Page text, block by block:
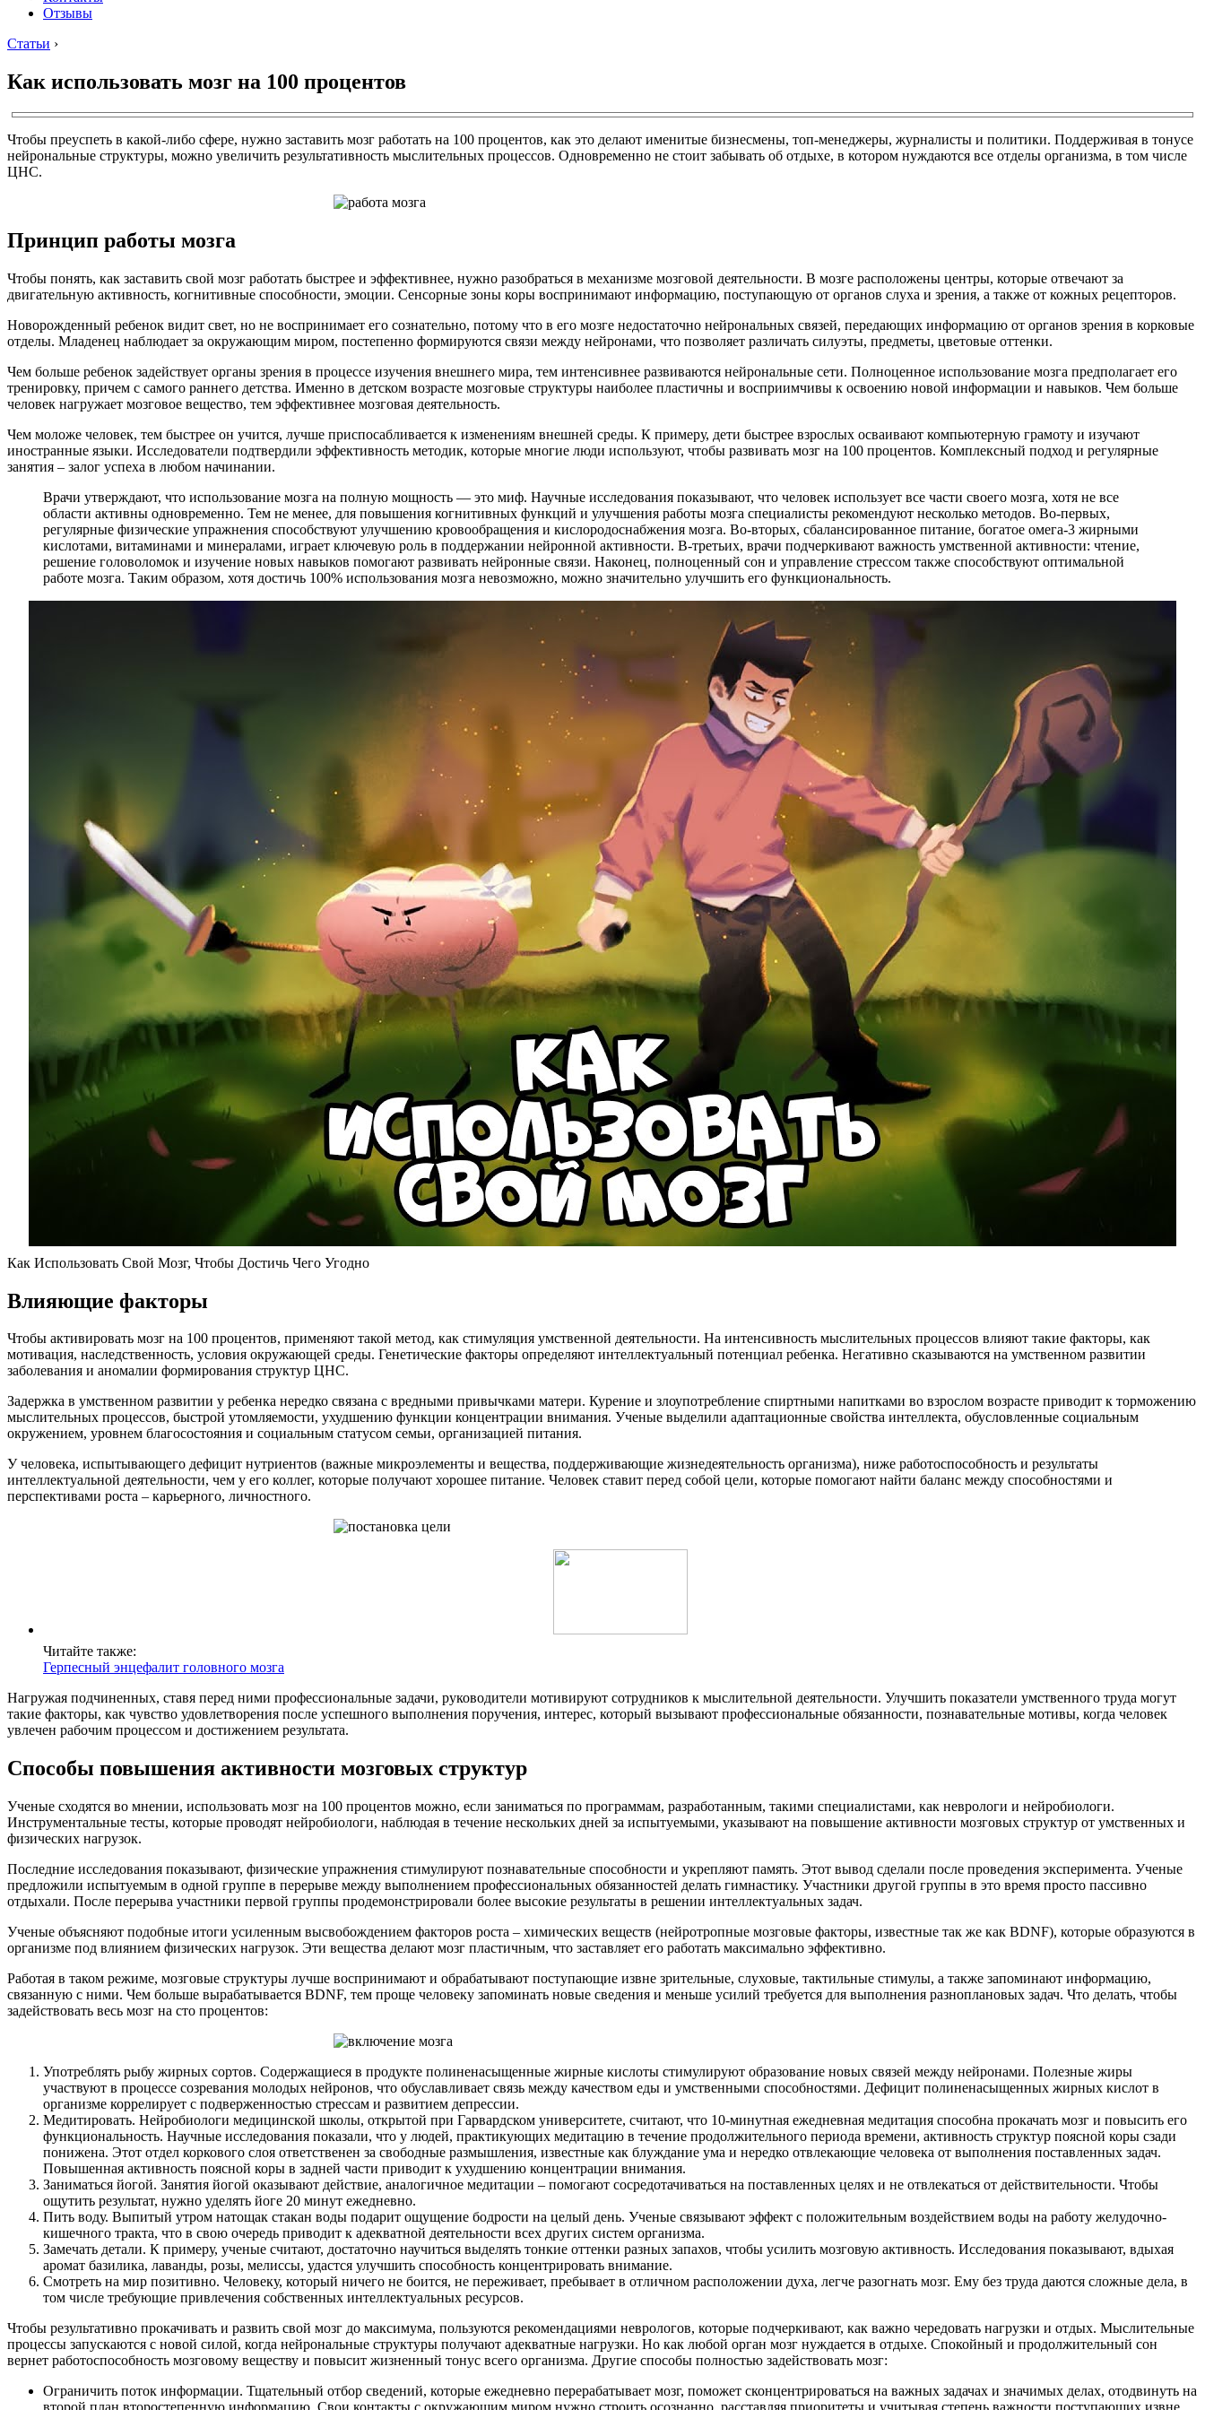
Отзывы
Статьи ›
Как использовать мозг на 100 процентов
Чтобы преуспеть в какой-либо сфере, нужно заставить мозг работать на 100 процентов, как это делают именитые бизнесмены, топ-менеджеры, журналисты и политики. Поддерживая в тонусе
нейрональные структуры, можно увеличить результативность мыслительных процессов. Одновременно не стоит забывать об отдыхе, в котором нуждаются все отделы организма, в том числе
ЦНС.
Принцип работы мозга
Чтобы понять, как заставить свой мозг работать быстрее и эффективнее, нужно разобраться в механизме мозговой деятельности. В мозге расположены центры, которые отвечают за
двигательную активность, когнитивные способности, эмоции. Сенсорные зоны коры воспринимают информацию, поступающую от органов слуха и зрения, а также от кожных рецепторов.
Новорожденный ребенок видит свет, но не воспринимает его сознательно, потому что в его мозге недостаточно нейрональных связей, передающих информацию от органов зрения в корковые
отделы. Младенец наблюдает за окружающим миром, постепенно формируются связи между нейронами, что позволяет различать силуэты, предметы, цветовые оттенки.
Чем больше ребенок задействует органы зрения в процессе изучения внешнего мира, тем интенсивнее развиваются нейрональные сети. Полноценное использование мозга предполагает его
тренировку, причем с самого раннего детства. Именно в детском возрасте мозговые структуры наиболее пластичны и восприимчивы к освоению новой информации и навыков. Чем больше
человек нагружает мозговое вещество, тем эффективнее мозговая деятельность.
Чем моложе человек, тем быстрее он учится, лучше приспосабливается к изменениям внешней среды. К примеру, дети быстрее взрослых осваивают компьютерную грамоту и изучают
иностранные языки. Исследователи подтвердили эффективность методик, которые многие люди используют, чтобы развивать мозг на 100 процентов. Комплексный подход и регулярные
занятия – залог успеха в любом начинании.
Врачи утверждают, что использование мозга на полную мощность — это миф. Научные исследования показывают, что человек использует все части своего мозга, хотя не все
области активны одновременно. Тем не менее, для повышения когнитивных функций и улучшения работы мозга специалисты рекомендуют несколько методов. Во-первых,
регулярные физические упражнения способствуют улучшению кровообращения и кислородоснабжения мозга. Во-вторых, сбалансированное питание, богатое омега-3 жирными
кислотами, витаминами и минералами, играет ключевую роль в поддержании нейронной активности. В-третьих, врачи подчеркивают важность умственной активности: чтение,
решение головоломок и изучение новых навыков помогают развивать нейронные связи. Наконец, полноценный сон и управление стрессом также способствуют оптимальной
работе мозга. Таким образом, хотя достичь 100% использования мозга невозможно, можно значительно улучшить его функциональность.
Как Использовать Свой Мозг, Чтобы Достичь Чего Угодно
Влияющие факторы
Чтобы активировать мозг на 100 процентов, применяют такой метод, как стимуляция умственной деятельности. На интенсивность мыслительных процессов влияют такие факторы, как
мотивация, наследственность, условия окружающей среды. Генетические факторы определяют интеллектуальный потенциал ребенка. Негативно сказываются на умственном развитии
заболевания и аномалии формирования структур ЦНС.
Задержка в умственном развитии у ребенка нередко связана с вредными привычками матери. Курение и злоупотребление спиртными напитками во взрослом возрасте приводит к торможению
мыслительных процессов, быстрой утомляемости, ухудшению функции концентрации внимания. Ученые выделили адаптационные свойства интеллекта, обусловленные социальным
окружением, уровнем благосостояния и социальным статусом семьи, организацией питания.
У человека, испытывающего дефицит нутриентов (важные микроэлементы и вещества, поддерживающие жизнедеятельность организма), ниже работоспособность и результаты
интеллектуальной деятельности, чем у его коллег, которые получают хорошее питание. Человек ставит перед собой цели, которые помогают найти баланс между способностями и
перспективами роста – карьерного, личностного.
Читайте также:
Герпесный энцефалит головного мозга
Нагружая подчиненных, ставя перед ними профессиональные задачи, руководители мотивируют сотрудников к мыслительной деятельности. Улучшить показатели умственного труда могут
такие факторы, как чувство удовлетворения после успешного выполнения поручения, интерес, который вызывают профессиональные обязанности, познавательные мотивы, когда человек
увлечен рабочим процессом и достижением результата.
Способы повышения активности мозговых структур
Ученые сходятся во мнении, использовать мозг на 100 процентов можно, если заниматься по программам, разработанным, такими специалистами, как неврологи и нейробиологи.
Инструментальные тесты, которые проводят нейробиологи, наблюдая в течение нескольких дней за испытуемыми, указывают на повышение активности мозговых структур от умственных и
физических нагрузок.
Последние исследования показывают, физические упражнения стимулируют познавательные способности и укрепляют память. Этот вывод сделали после проведения эксперимента. Ученые
предложили испытуемым в одной группе в перерыве между выполнением профессиональных обязанностей делать гимнастику. Участники другой группы в это время просто пассивно
отдыхали. После перерыва участники первой группы продемонстрировали более высокие результаты в решении интеллектуальных задач.
Ученые объясняют подобные итоги усиленным высвобождением факторов роста – химических веществ (нейротропные мозговые факторы, известные так же как BDNF), которые образуются в
организме под влиянием физических нагрузок. Эти вещества делают мозг пластичным, что заставляет его работать максимально эффективно.
Работая в таком режиме, мозговые структуры лучше воспринимают и обрабатывают поступающие извне зрительные, слуховые, тактильные стимулы, а также запоминают информацию,
связанную с ними. Чем больше вырабатывается BDNF, тем проще человеку запоминать новые сведения и меньше усилий требуется для выполнения разноплановых задач. Что делать, чтобы
задействовать весь мозг на сто процентов:
Употреблять рыбу жирных сортов. Содержащиеся в продукте полиненасыщенные жирные кислоты стимулируют образование новых связей между нейронами. Полезные жиры
участвуют в процессе созревания молодых нейронов, что обуславливает связь между качеством еды и умственными способностями. Дефицит полиненасыщенных жирных кислот в
организме коррелирует с подверженностью стрессам и развитием депрессии.
Медитировать. Нейробиологи медицинской школы, открытой при Гарвардском университете, считают, что 10-минутная ежедневная медитация способна прокачать мозг и повысить его
функциональность. Научные исследования показали, что у людей, практикующих медитацию в течение продолжительного периода времени, активность структур поясной коры сзади
понижена. Этот отдел коркового слоя ответственен за свободные размышления, известные как блуждание ума и нередко отвлекающие человека от выполнения поставленных задач.
Повышенная активность поясной коры в задней части приводит к ухудшению концентрации внимания.
Заниматься йогой. Занятия йогой оказывают действие, аналогичное медитации – помогают сосредотачиваться на поставленных целях и не отвлекаться от действительности. Чтобы
ощутить результат, нужно уделять йоге 20 минут ежедневно.
Пить воду. Выпитый утром натощак стакан воды подарит ощущение бодрости на целый день. Ученые связывают эффект с положительным воздействием воды на работу желудочно-
кишечного тракта, что в свою очередь приводит к адекватной деятельности всех других систем организма.
Замечать детали. К примеру, ученые считают, достаточно научиться выделять тонкие оттенки разных запахов, чтобы усилить мозговую активность. Исследования показывают, вдыхая
аромат базилика, лаванды, розы, мелиссы, удастся улучшить способность концентрировать внимание.
Смотреть на мир позитивно. Человеку, который ничего не боится, не переживает, пребывает в отличном расположении духа, легче разогнать мозг. Ему без труда даются сложные дела, в
том числе требующие привлечения собственных интеллектуальных ресурсов.
Чтобы результативно прокачивать и развить свой мозг до максимума, пользуются рекомендациями неврологов, которые подчеркивают, как важно чередовать нагрузки и отдых. Мыслительные
процессы запускаются с новой силой, когда нейрональные структуры получают адекватные нагрузки. Но как любой орган мозг нуждается в отдыхе. Спокойный и продолжительный сон
вернет работоспособность мозговому веществу и повысит жизненный тонус всего организма. Другие способы полностью задействовать мозг:
Ограничить поток информации. Тщательный отбор сведений, которые ежедневно перерабатывает мозг, поможет сконцентрироваться на важных задачах и значимых делах, отодвинуть на